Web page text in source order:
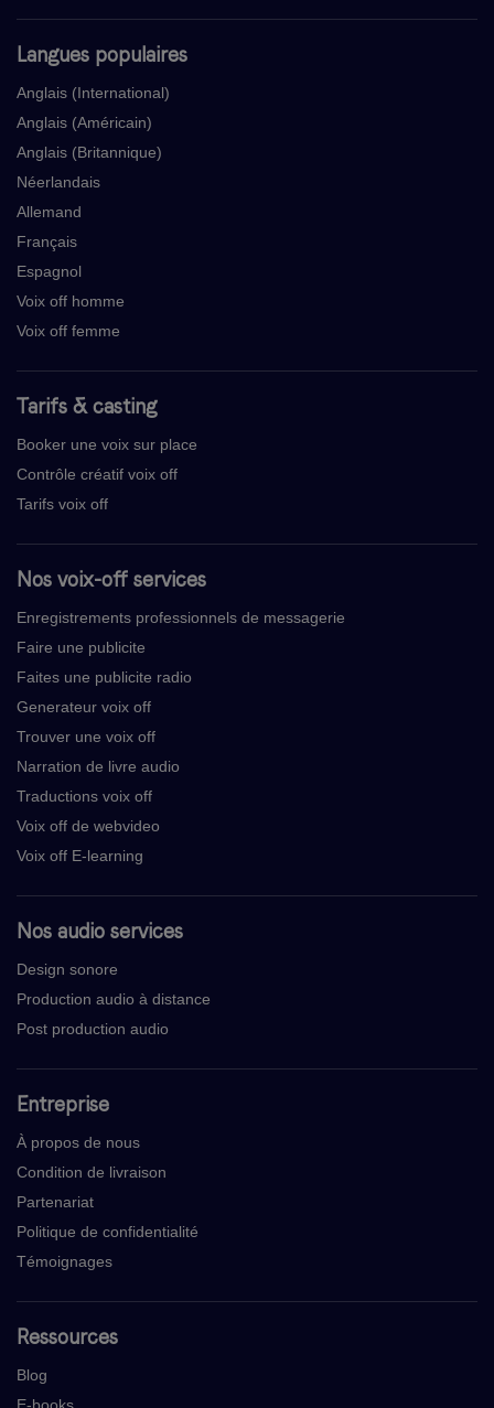
Langues populaires
Anglais (International)
Anglais (Américain)
Anglais (Britannique)
Néerlandais
Allemand
Français
Espagnol
Voix off homme
Voix off femme
Tarifs & casting
Booker une voix sur place
Contrôle créatif voix off
Tarifs voix off
Nos voix-off services
Enregistrements professionnels de messagerie
Faire une publicite
Faites une publicite radio
Generateur voix off
Trouver une voix off
Narration de livre audio
Traductions voix off
Voix off de webvideo
Voix off E-learning
Nos audio services
Design sonore
Production audio à distance
Post production audio
Entreprise
À propos de nous
Condition de livraison
Partenariat
Politique de confidentialité
Témoignages
Ressources
Blog